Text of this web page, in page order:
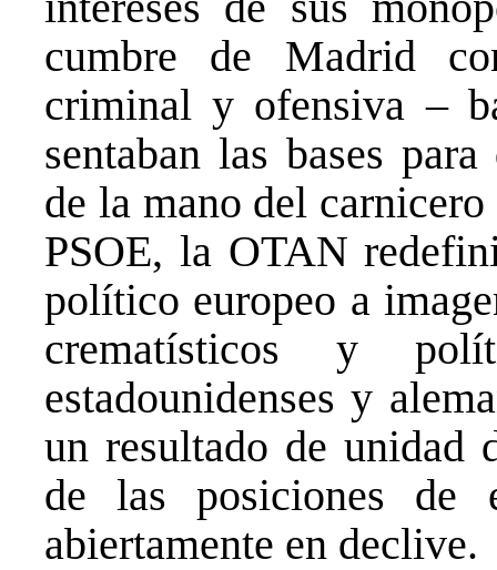
cumbre de Madrid
criminal y ofensiva –
sentaban las bases
de la mano del
PSOE, la OTAN
político europeo a
crematísticos y
estadounidenses y
un resultado de unidad
de las posiciones de
abiertamente en declive.